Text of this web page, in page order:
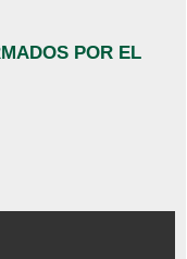
POR EL